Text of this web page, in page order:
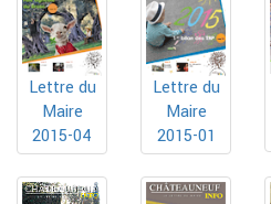
Lettre du
Maire
2015-04
Lettre du
Maire
2015-01